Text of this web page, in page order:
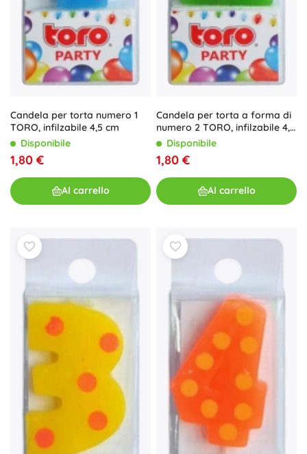
Candela per torta numero 1
TORO, infilzabile 4,5 cm
Disponibile
1,80 €
Al carrello
Candela per torta a forma di
numero 2 TORO, infilzabile 4,5
cmDisponibile
1,80 €
Al carrello